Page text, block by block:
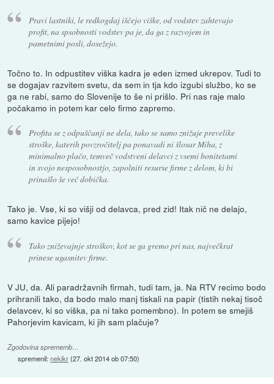
Pravi lastniki, le redkogdaj iščejo viške, od vodstev zahtevajo
profit, na spsobnosti vodstev pa je, da ga z razvojem in
pametnimi posli, dosežejo.
Točno to. In odpustitev viška kadra je eden izmed ukrepov. Tudi to
se dogajav razvitem svetu, da sem in tja kdo izgubi službo, ko se
ga ne rabi, samo do Slovenije to še ni prišlo. Pri nas raje malo
počakamo in potem kar celo firmo zapremo.
Profita se z odpuščanji ne dela, tako se samo znižuje prevelike
stroške, katerih povzročitelj pa ponavadi ni šlosar Miha, z
minimalno plačo, temveč vodstveni delavci z vsemi bonitetami
in svojo nesposobnostjo, zapolniti resurse firme z delom, ki bi
prinašlo še več dobička.
Tako je. Vse, ki so višji od delavca, pred zid! Itak nič ne delajo,
samo kavice pijejo!
Tako zniževajnje stroškov, kot se ga gremo pri nas, največkrat
prinese ugasnitev firme.
V JU, da. Ali paradržavnih firmah, tudi tam, ja. Na RTV recimo bodo
prihranili tako, da bodo malo manj tiskali na papir (tistih nekaj tisoč
delavcev, ki so viška, pa ni tako pomembno). In potem se smejiš
Pahorjevim kavicam, ki jih sam plačuje?
Zgodovina sprememb…
spremenil:nekikr(27. okt 2014 ob 07:50)